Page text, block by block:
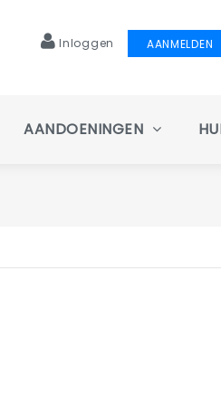
Inloggen AANMELDEN
AANDOENINGEN